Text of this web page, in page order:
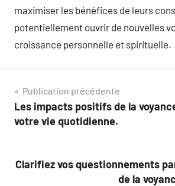
maximiser les bénéfices de leurs
potentiellement ouvrir de nouvelles
croissance personnelle et spirituelle.
Navigation
de
Publication précédente
Les impacts positifs de la
votre vie quotidienne.
Clarifiez vos questionnements
de la